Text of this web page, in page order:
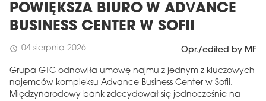
POWIĘKSZA BIURO W ADVANCE
BUSINESS CENTER W SOFII
schedule 04 sierpnia 2026 Opr./edited by MF
Grupa GTC odnowiła umowę najmu z jednym z kluczowych
najemców kompleksu Advance Business Center w Sofii.
Międzynarodowy bank zdecydował się jednocześnie na